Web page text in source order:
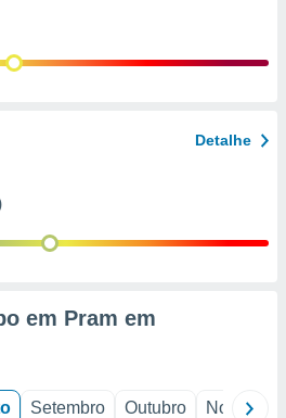
Detalhe
em Pram em
Setembro Outubro Novembro